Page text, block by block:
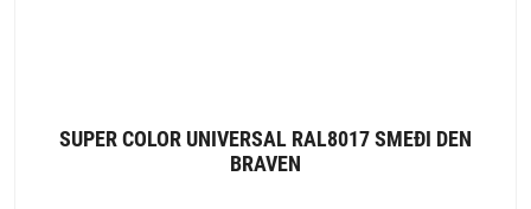
SUPER COLOR UNIVERSAL RAL8017 SMEĐI DEN
BRAVEN